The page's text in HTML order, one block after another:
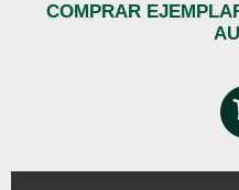
COMPRAR